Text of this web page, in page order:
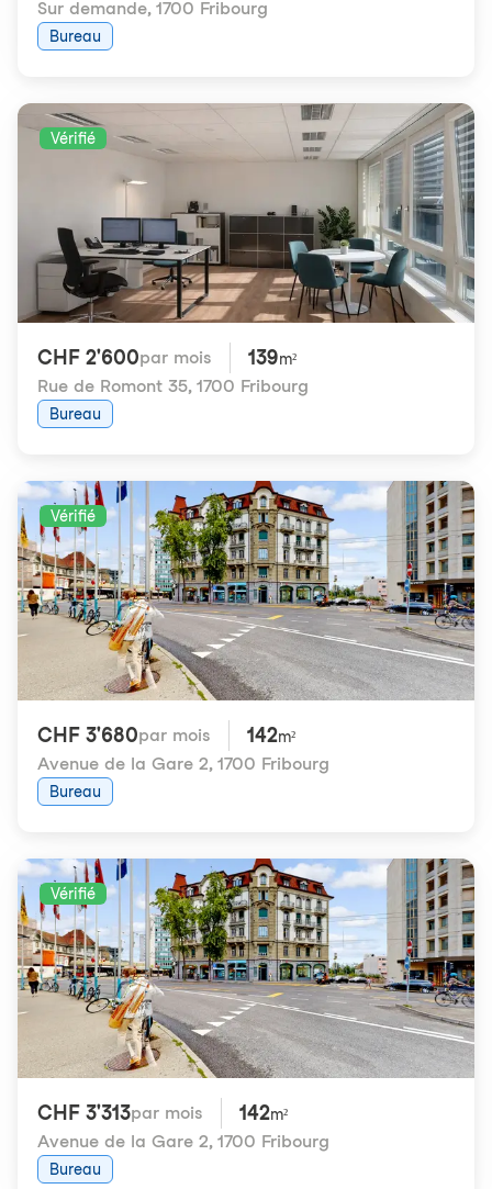
Sur demande, 1700 Fribourg
Bureau
Vérifié
CHF 2'600par mois 139m²
Rue de Romont 35, 1700 Fribourg
Bureau
Vérifié
CHF 3'680par mois 142m²
Avenue de la Gare 2, 1700 Fribourg
Bureau
Vérifié
CHF 3'313par mois 142m²
Avenue de la Gare 2, 1700 Fribourg
Bureau